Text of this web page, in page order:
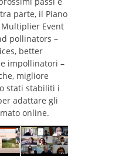
parte, il Piano
Multiplier Event
pollinators –
better
impollinatori –
migliore
stati stabiliti i
adattare gli
online.